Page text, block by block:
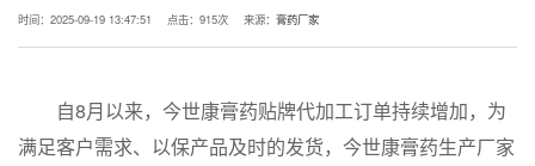
时间：2025-09-19 13:47:51 点击： 915次 来源： 膏药厂家
自8月以来，今世康膏药贴牌代加工订单持续增加，为
满足客户需求、以保产品及时的发货，今世康膏药生产厂家